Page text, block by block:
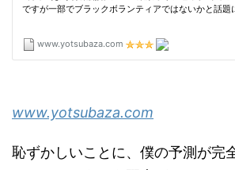
www.yotsubaza.com
恥ずかしいことに、僕の予測が完